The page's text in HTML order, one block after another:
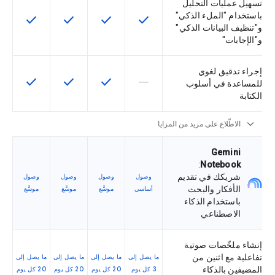
تسهيل عمليات التحليل
باستخدام "الملء الذكي"
و"تنظيف البيانات الذكي"
و"الإجابات"
تتوفّر هذه الميزة لرمز التخزين
check تتوفّر هذه الميزة لرمز
check تتوفّر هذه الميزة
check تتوفّر
check
إجراء تدقيق لغوي
للمساعدة في أسلوب
الكتابة
لا تتوفّر هذه الميزة لرمز التخزين
horizontal_rule تتوفّر هذه الميزة لرمز
check تتوفّر هذه الميزة
check تتوفّر
check
expand_more الاطّلاع على مزيد من المزايا
‫Gemini
Notebook
:
شريكك في تقديم
الأفكار والبحث
باستخدام الذكاء
الاصطناعي
وصول
أساسي
وصول
موسَّع
وصول
موسَّع
وصول
موسَّع
إنشاء ملخّصات صوتية
تفاعلية مع اثنين من
المضيفين بالذكاء
ما يصل إلى
3 كل يوم
ما يصل إلى
20 كل يوم
ما يصل إلى
20 كل يوم
ما يصل إلى
20 كل يوم